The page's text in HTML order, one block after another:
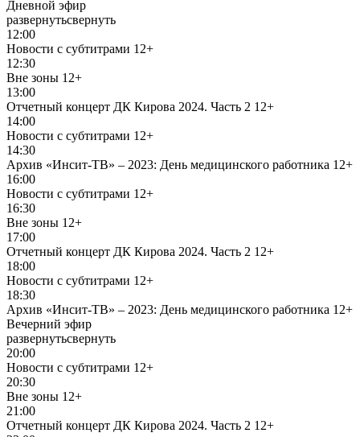
Дневной эфир
развернутьсвернуть
12:00
Новости с субтитрами 12+
12:30
Вне зоны 12+
13:00
Отчетный концерт ДК Кирова 2024. Часть 2 12+
14:00
Новости с субтитрами 12+
14:30
Архив «Инсит-ТВ» – 2023: День медицинского работника 12+
16:00
Новости с субтитрами 12+
16:30
Вне зоны 12+
17:00
Отчетный концерт ДК Кирова 2024. Часть 2 12+
18:00
Новости с субтитрами 12+
18:30
Архив «Инсит-ТВ» – 2023: День медицинского работника 12+
Вечерний эфир
развернутьсвернуть
20:00
Новости с субтитрами 12+
20:30
Вне зоны 12+
21:00
Отчетный концерт ДК Кирова 2024. Часть 2 12+